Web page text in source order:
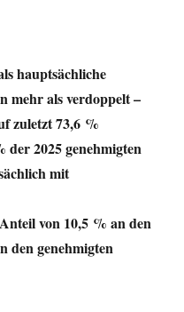
hauptsächliche
mehr als verdoppelt –
zuletzt 73,6 %
der 2025 genehmigten
mit
von 10,5 % an den
den genehmigten